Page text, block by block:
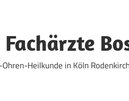
Fachärzte
Heilkunde in Köln